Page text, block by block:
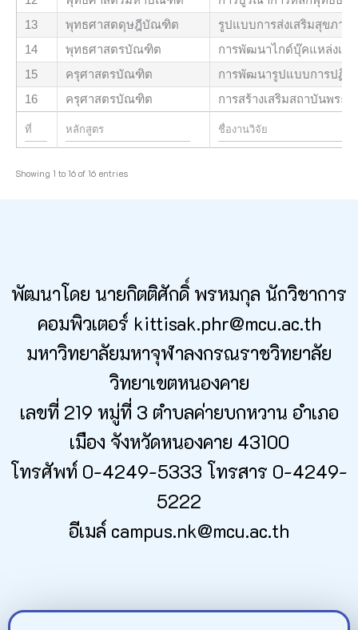
13
พุทธศาสตดุษฎีบัณฑิต
รูปแบบการส่งเสริมสุขภา
14
พุทธศาสตรบัณฑิต
การพัฒนาไกด์บุ๊คแหล่งเรี
15
ครุศาสตรบัณฑิต
การพัฒนารูปแบบการปฏิบั
16
ครุศาสตรบัณฑิต การสร้างเสริมสถาบันพระ
Showing 1 to 16 of 16 entries
พัฒนาโดย นายกิตติศักดิ์ พรหมกุล นักวิชาการ
คอมพิวเตอร์ kittisak.phr@mcu.ac.th
มหาวิทยาลัยมหาจุฬาลงกรณราชวิทยาลัย
วิทยาเขตหนองคาย
เลขที่ 219 หมู่ที่ 3 ตำบลค่ายบกหวาน อำเภอ
เมือง จังหวัดหนองคาย 43100
โทรศัพท์ 0-4249-5333 โทรสาร 0-4249-
5222
อีเมล์ campus.nk@mcu.ac.th